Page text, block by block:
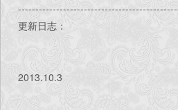
更新日志：
2013.10.3